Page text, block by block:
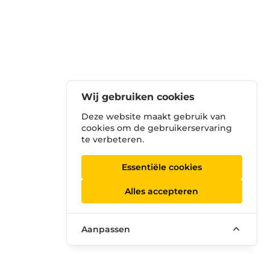
Wij gebruiken cookies
Deze website maakt gebruik van
cookies om de gebruikerservaring
te verbeteren.
Essentiële cookies
Alles accepteren
Aanpassen